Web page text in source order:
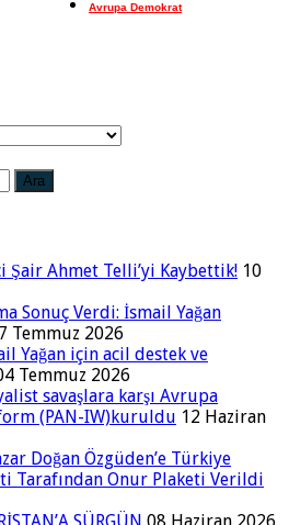
Avrupa Demokrat
Şair Ahmet Telli’yi Kaybettik! 10
Sonuç Verdi: İsmail Yağan
Temmuz 2026
Yağan için acil destek ve
Temmuz 2026
savaşlara karşı Avrupa
(PAN-IW)kuruldu 12 Haziran
Doğan Özgüden’e Türkiye
Tarafından Onur Plaketi Verildi